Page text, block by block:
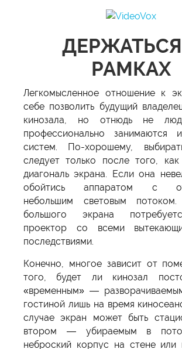
РАМКАХ
Легкомысленное отношение к
себе позволить будущий
кинозала, но отнюдь не
профессионально занимаются
систем. По-хорошему,
следует только после того, как
диагональ экрана. Если она
обойтись аппаратом с
небольшим световым
большого экрана
проектор со всеми
последствиями.
Конечно, многое зависит от
того, будет ли кинозал
«временным» —
гостиной лишь на время
случае экран может быть
втором — убираемым в
неброский корпус на стене или